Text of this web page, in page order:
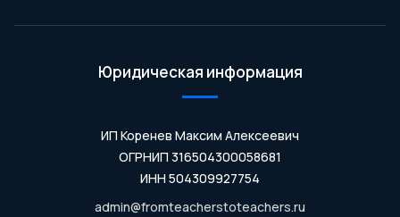
Юридическая информация
ИП Коренев Максим Алексеевич
ОГРНИП 316504300058681
ИНН 504309927754
admin@fromteacherstoteachers.ru